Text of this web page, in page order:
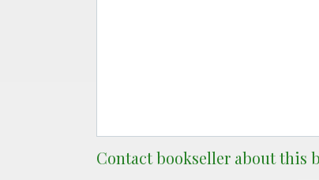
Contact bookseller about this